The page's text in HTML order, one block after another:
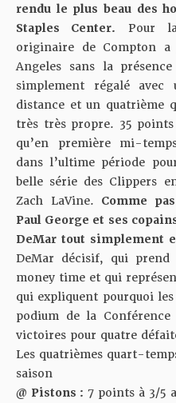
rendu le plus beau des
Staples Center. Pour
originaire de Compton
Angeles sans la
simplement régalé
distance et un quatrième
très très propre. 35
qu’en première mi-
dans l’ultime période
belle série des Clippers
Zach LaVine. Comme
Paul George et ses
DeMar tout simplement
DeMar décisif, qui prend
money time et qui
qui expliquent pourquoi
podium de la
victoires pour quatre
Les quatrièmes quart-
saison
@ Pistons : 7 points à 3/5